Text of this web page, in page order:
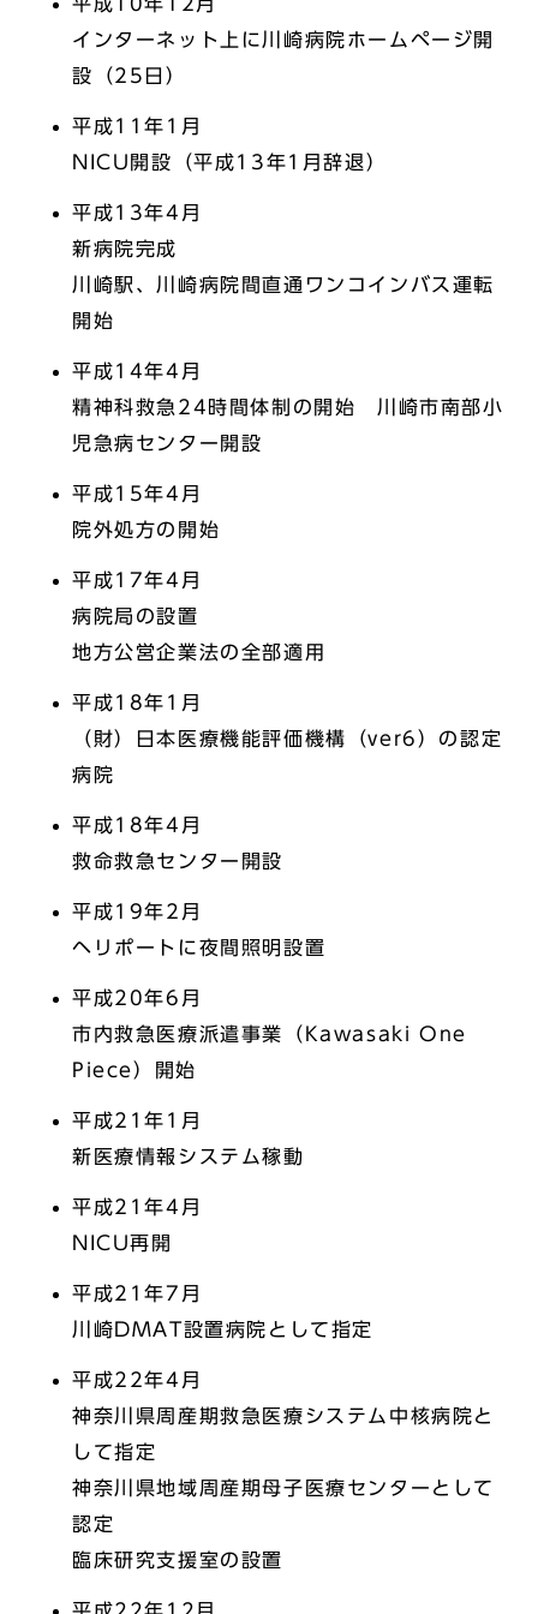
インターネット上に川崎病院ホームページ開
設（25日）
平成11年1月
NICU開設（平成13年1月辞退）
平成13年4月
新病院完成
川崎駅、川崎病院間直通ワンコインバス運転
開始
平成14年4月
精神科救急24時間体制の開始 川崎市南部小
児急病センター開設
平成15年4月
院外処方の開始
平成17年4月
病院局の設置
地方公営企業法の全部適用
平成18年1月
（財）日本医療機能評価機構（ver6）の認定
病院
平成18年4月
救命救急センター開設
平成19年2月
ヘリポートに夜間照明設置
平成20年6月
市内救急医療派遣事業（Kawasaki One
Piece）開始
平成21年1月
新医療情報システム稼動
平成21年4月
NICU再開
平成21年7月
川崎DMAT設置病院として指定
平成22年4月
神奈川県周産期救急医療システム中核病院と
して指定
神奈川県地域周産期母子医療センターとして
認定
臨床研究支援室の設置